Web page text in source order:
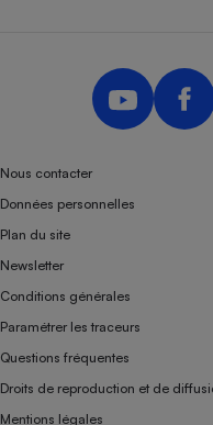
Nous contacter
Données personnelles
Plan du site
Newsletter
Conditions générales
Paramétrer les traceurs
Questions fréquentes
Droits de reproduction et de
Mentions légales